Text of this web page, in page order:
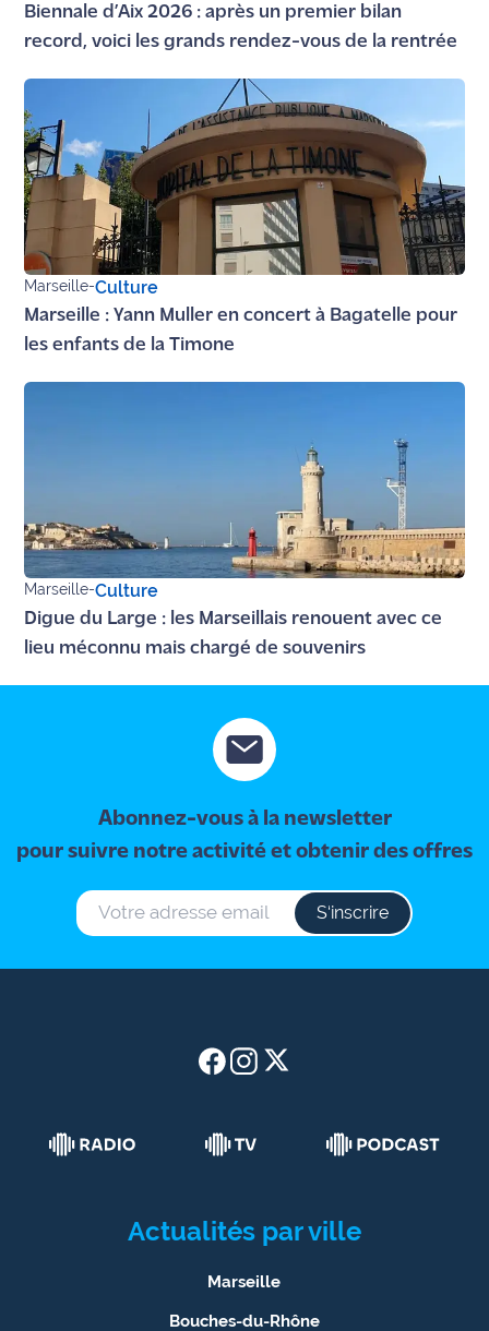
Biennale d’Aix 2026 : après un premier bilan
record, voici les grands rendez-vous de la rentrée
Marseille-Culture
Marseille : Yann Muller en concert à Bagatelle pour
les enfants de la Timone
Marseille-Culture
Digue du Large : les Marseillais renouent avec ce
lieu méconnu mais chargé de souvenirs
Abonnez-vous à la newsletter
pour suivre notre activité et obtenir des offres
S‘inscrire
Actualités par ville
Marseille
Bouches-du-Rhône